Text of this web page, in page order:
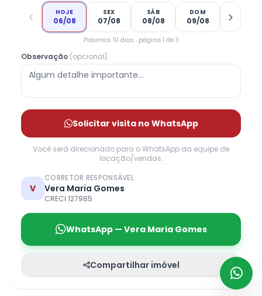
HOJE
06/08
SEX
07/08
SÁB
08/08
DOM
09/08
Próximos 10 dias · página 1 de 3
Observação (opcional)
Solicitar visita no WhatsApp
Você será direcionado para o WhatsApp da equipe de
locação/vendas.
V
CORRETOR RESPONSÁVEL
Vera Maria Gomes
CRECI 127985
WhatsApp — Vera Maria Gomes
Compartilhar imóvel